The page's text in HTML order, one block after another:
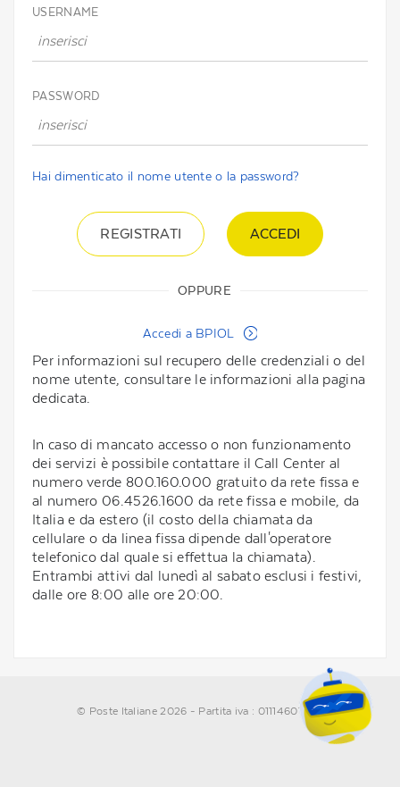
USERNAME
PASSWORD
Hai dimenticato il nome utente o la password?
REGISTRATI
OPPURE
Accedi a BPIOL
Per informazioni sul recupero delle credenziali o del
nome utente, consultare le informazioni alla pagina
dedicata.
In caso di mancato accesso o non funzionamento
dei servizi è possibile contattare il Call Center al
numero verde 800.160.000 gratuito da rete fissa e
al numero 06.4526.1600 da rete fissa e mobile, da
Italia e da estero (il costo della chiamata da
cellulare o da linea fissa dipende dall'operatore
telefonico dal quale si effettua la chiamata).
Entrambi attivi dal lunedì al sabato esclusi i festivi,
dalle ore 8:00 alle ore 20:00.
© Poste Italiane 2026 - Partita iva : 01114601006